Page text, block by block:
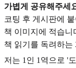
가볍게 공유해주세
코팅 후 게시판에
책 이미지에 적습니
책 읽기를 독려하
저는 1인 1역으로 '